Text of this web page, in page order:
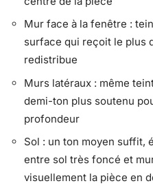
Mur face à la fenêtre :
surface qui reçoit le plus
redistribue
Murs latéraux : même
demi-ton plus soutenu
profondeur
Sol : un ton moyen suffit,
entre sol très foncé et
visuellement la pièce en